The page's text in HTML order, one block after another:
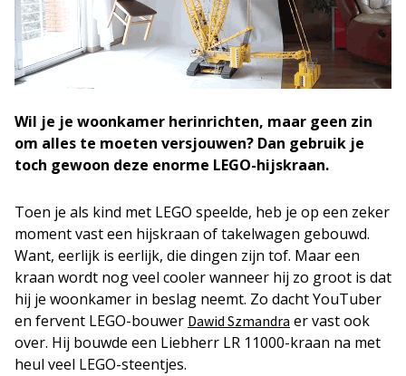
Wil je je woonkamer herinrichten, maar geen zin
om alles te moeten versjouwen? Dan gebruik je
toch gewoon deze enorme LEGO-hijskraan.
Toen je als kind met LEGO speelde, heb je op een zeker
moment vast een hijskraan of takelwagen gebouwd.
Want, eerlijk is eerlijk, die dingen zijn tof. Maar een
kraan wordt nog veel cooler wanneer hij zo groot is dat
hij je woonkamer in beslag neemt. Zo dacht YouTuber
en fervent LEGO-bouwer Dawid Szmandra er vast ook
over. Hij bouwde een Liebherr LR 11000-kraan na met
heul veel LEGO-steentjes.